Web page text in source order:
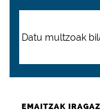
EMAITZAK